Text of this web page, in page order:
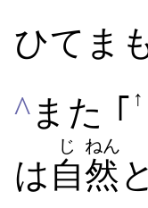
ひ​て​ま
^また ｢ ↑
は 自
じ
然
ねん